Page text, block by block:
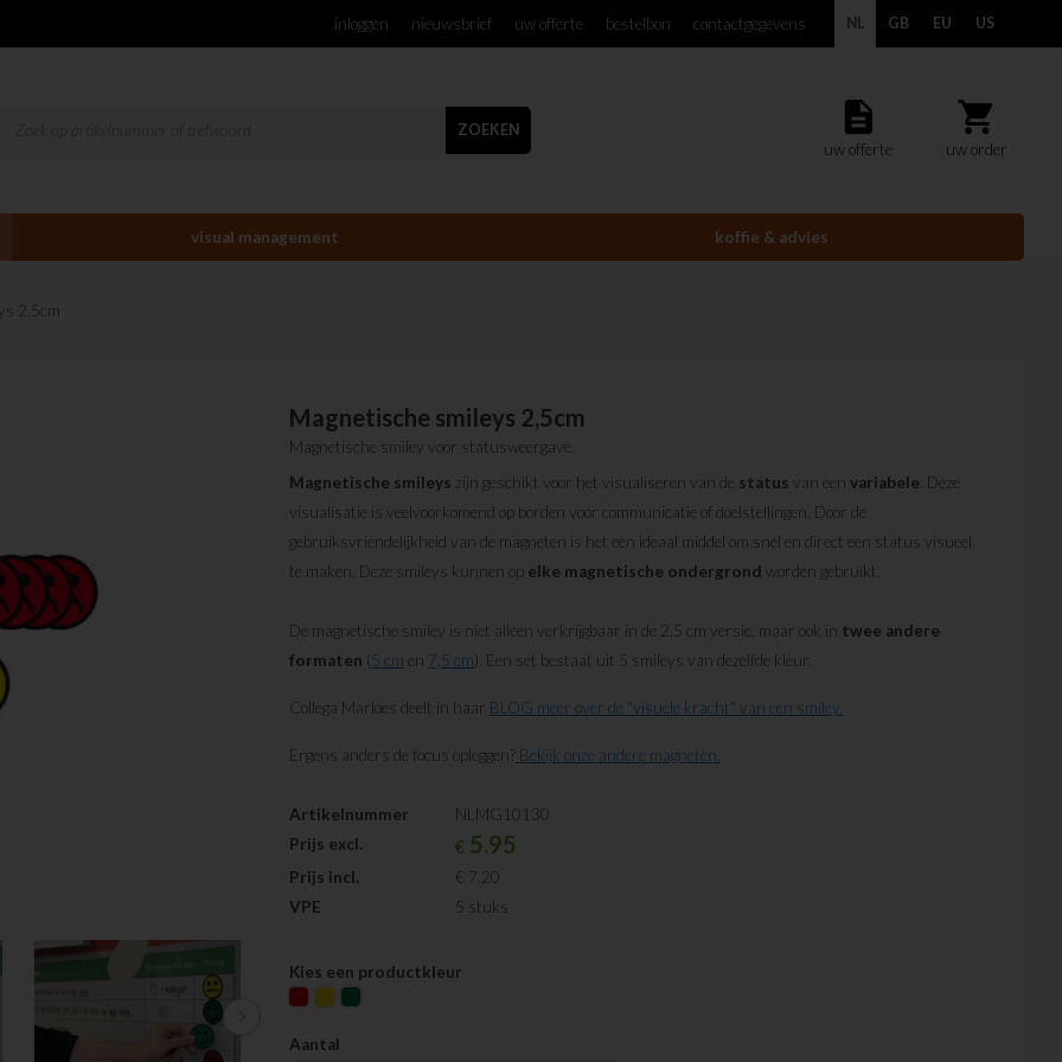
NL GB EU US
inloggen nieuwsbrief uw offerte bestelbon contactgegevens
description
uw offerte
shopping_cart
uw order
ZOEKEN
visual management koffie & advies
2,5cm
Magnetische smileys 2,5cm
Magnetische smiley voor statusweergave.
Magnetische smileys zijn geschikt voor het visualiseren van de status van een variabele . Deze
visualisatie is veelvoorkomend op borden voor communicatie of doelstellingen. Door de
gebruiksvriendelijkheid van de magneten is het een ideaal middel om snel en direct een status visueel
te maken. Deze smileys kunnen op elke magnetische ondergrond worden gebruikt.
De magnetische smiley is niet alleen verkrijgbaar in de 2,5 cm versie, maar ook in twee andere
formaten (5 cm en 7,5 cm). Een set bestaat uit 5 smileys van dezelfde kleur.
Collega Marloes deelt in haar BLOG meer over de "visuele kracht" van een smiley.
Ergens anders de focus opleggen? Bekijk onze andere magneten.
Artikelnummer
NLMG10130
Prijs excl.
€ 5.95
Prijs incl.
€ 7.20
VPE
5 stuks
Kies een productkleur
Aantal